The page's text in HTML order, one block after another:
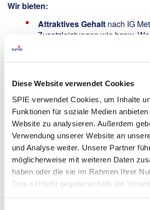
Diese Website verwendet Cookies
SPIE verwendet Cookies, um Inhalte
Funktionen für soziale Medien
Website zu analysieren. Außerdem
Verwendung unserer Website an
und Analyse weiter. Unsere Partner
möglicherweise mit weiteren Daten
haben oder die sie im Rahmen Ihrer
Dies schließt gegebenenfalls die
Wir bieten:
Attraktives Gehalt nach IG
Zusatzleistungen wie bspw.
Betriebliche
Unbefristete krisensichere
vielseitigen Aufgabenfeld mit
Projekten
Mitarbeiter-
Corporate Benefits– Rabatte
und Shops
Moderne Ausrüstung
sowie Bereitstellung der
Schutzausrüstung /
und hohe Sicherheitsstandards